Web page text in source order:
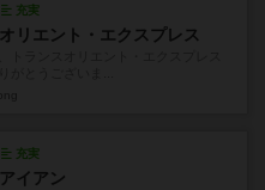
充実
オリエント・エクスプレス
充実
イアン